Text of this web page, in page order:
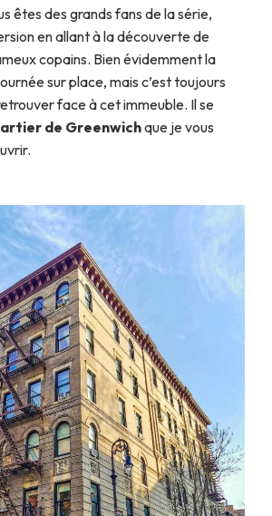
êtes des grands fans de la série,
en allant à la découverte de
copains. Bien évidemment la
sur place, mais c’est toujours
face à cet immeuble. Il se
de Greenwichque je vous